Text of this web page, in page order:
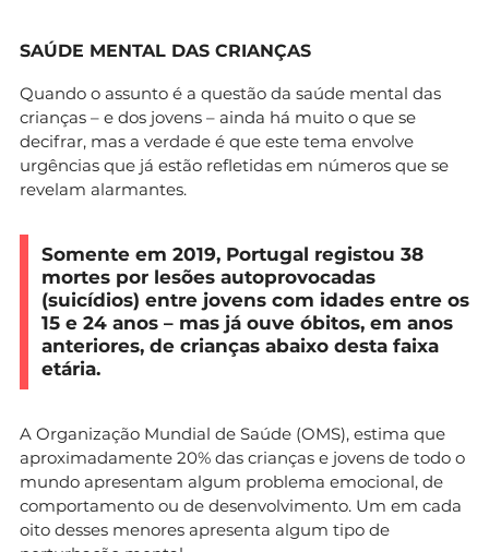
SAÚDE MENTAL DAS CRIANÇAS
Quando o assunto é a questão da saúde mental das
crianças – e dos jovens – ainda há muito o que se
decifrar, mas a verdade é que este tema envolve
urgências que já estão refletidas em números que se
revelam alarmantes.
Somente em 2019, Portugal registou 38
mortes por lesões autoprovocadas
(suicídios) entre jovens com idades entre os
15 e 24 anos – mas já ouve óbitos, em anos
anteriores, de crianças abaixo desta faixa
etária.
A Organização Mundial de Saúde (OMS), estima que
aproximadamente 20% das crianças e jovens de todo o
mundo apresentam algum problema emocional, de
comportamento ou de desenvolvimento. Um em cada
oito desses menores apresenta algum tipo de